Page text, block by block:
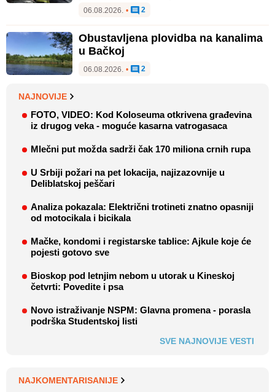
06.08.2026. • 2
Obustavljena plovidba na kanalima
u Bačkoj
06.08.2026. • 2
NAJNOVIJE
FOTO, VIDEO: Kod Koloseuma otkrivena građevina
iz drugog veka - moguće kasarna vatrogasaca
Mlečni put možda sadrži čak 170 miliona crnih rupa
U Srbiji požari na pet lokacija, najizazovnije u
Deliblatskoj peščari
Analiza pokazala: Električni trotineti znatno opasniji
od motocikala i bicikala
Mačke, kondomi i registarske tablice: Ajkule koje će
pojesti gotovo sve
Bioskop pod letnjim nebom u utorak u Kineskoj
četvrti: Povedite i psa
Novo istraživanje NSPM: Glavna promena - porasla
podrška Studentskoj listi
SVE NAJNOVIJE VESTI
NAJKOMENTARISANIJE